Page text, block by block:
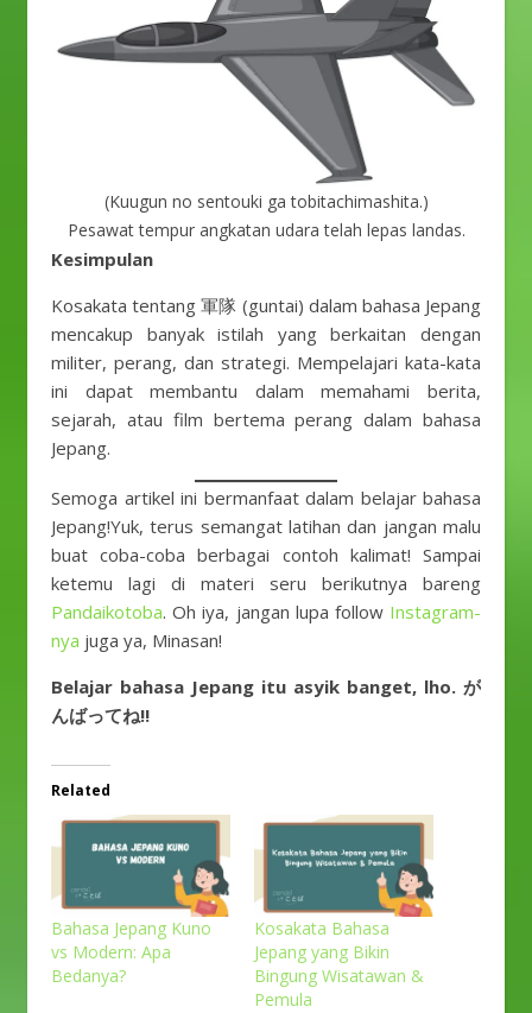
(Kuugun no sentouki ga tobitachimashita.)
Pesawat tempur angkatan udara telah lepas landas.
Kesimpulan
Kosakata tentang 軍隊 (guntai) dalam bahasa Jepang
mencakup banyak istilah yang berkaitan dengan
militer, perang, dan strategi. Mempelajari kata-kata
ini dapat membantu dalam memahami berita,
sejarah, atau film bertema perang dalam bahasa
Jepang.
Semoga artikel ini bermanfaat dalam belajar bahasa
Jepang!Yuk, terus semangat latihan dan jangan malu
buat coba-coba berbagai contoh kalimat! Sampai
ketemu lagi di materi seru berikutnya bareng
Pandaikotoba. Oh iya, jangan lupa follow Instagram-
nya juga ya, Minasan!
Belajar bahasa Jepang itu asyik banget, lho. が
んばってね!!
Related
Bahasa Jepang Kuno
vs Modern: Apa
Bedanya?
Kosakata Bahasa
Jepang yang Bikin
Bingung Wisatawan &
Pemula